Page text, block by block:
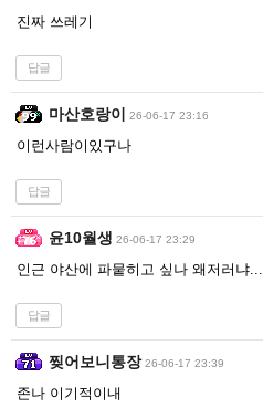
진짜 쓰레기
답글
마산호랑이 26-06-17 23:16
이런사람이있구나
답글
윤10월생 26-06-17 23:29
인근 야산에 파뭍히고 싶나 왜저러냐...
답글
찢어보니통장 26-06-17 23:39
존나 이기적이내